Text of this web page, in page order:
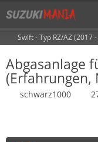
Swift - Typ RZ/AZ (2017
Abgasanlage
(Erfahrungen,
schwarz1000